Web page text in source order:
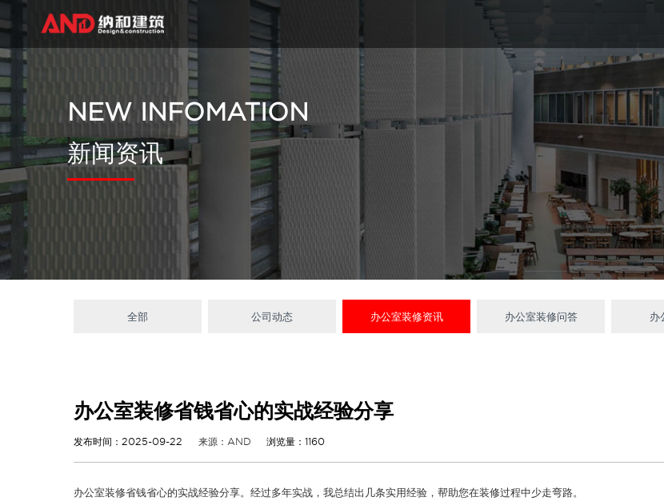
NEW INFOMATION
新闻资讯
全部 公司动态 办公室装修资讯 办公室装修问答 办
办公室装修省钱省心的实战经验分享
发布时间：2025-09-22 来源：AND 浏览量：1160
办公室装修省钱省心的实战经验分享。经过多年实战，我总结出几条实用经验，帮助您在装修过程中少走弯路。